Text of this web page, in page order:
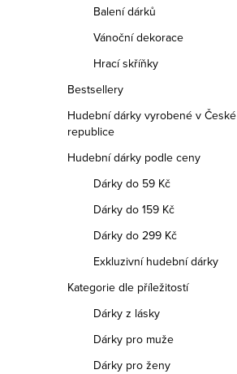
Balení dárků
Vánoční dekorace
Hrací skříňky
Bestsellery
Hudební dárky vyrobené v České
republice
Hudební dárky podle ceny
Dárky do 59 Kč
Dárky do 159 Kč
Dárky do 299 Kč
Exkluzivní hudební dárky
Kategorie dle příležitostí
Dárky z lásky
Dárky pro muže
Dárky pro ženy